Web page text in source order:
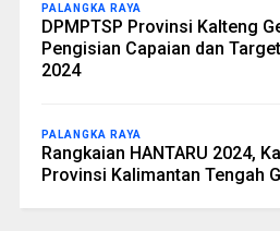
PALANGKA RAYA
DPMPTSP Provinsi Kalteng
Pengisian Capaian dan
2024
PALANGKA RAYA
Rangkaian HANTARU 2024,
Provinsi Kalimantan Tengah